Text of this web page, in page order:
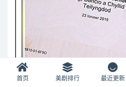
首页 美剧排行 最近更新